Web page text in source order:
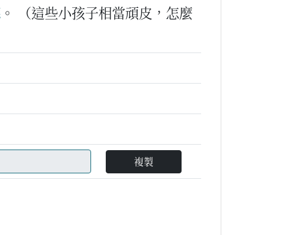
。
（這些小孩子相當頑皮，怎麼
複製